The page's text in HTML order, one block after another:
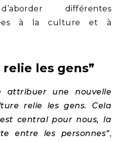
différentes
à la culture et à
les gens”
attribuer une nouvelle
relie les gens. Cela
central pour nous, la
entre les personnes”,